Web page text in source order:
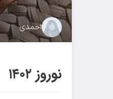
احمدی
نوروز ۱۴۰۲